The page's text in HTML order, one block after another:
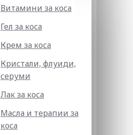
Витамини за коса
Гел за коса
Крем за коса
Кристали, флуиди,
серуми
Лак за коса
Масла и терапии за
коса